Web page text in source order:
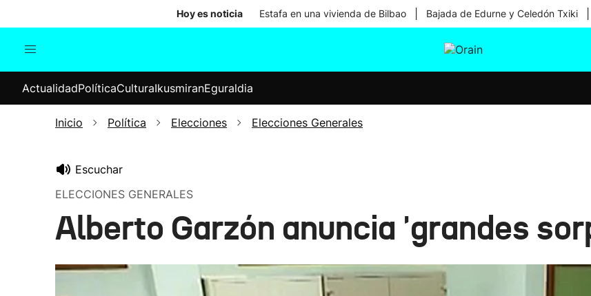
Hoy es noticia Estafa en una vivienda de Bilbao Bajada de Edurne y Celedón Txiki
Internacional
Elecciones
ActualidadPolíticaCulturaIkusmiranEguraldia
Inicio Política Elecciones Elecciones Generales
Escuchar
ELECCIONES GENERALES
Alberto Garzón anuncia 'grandes